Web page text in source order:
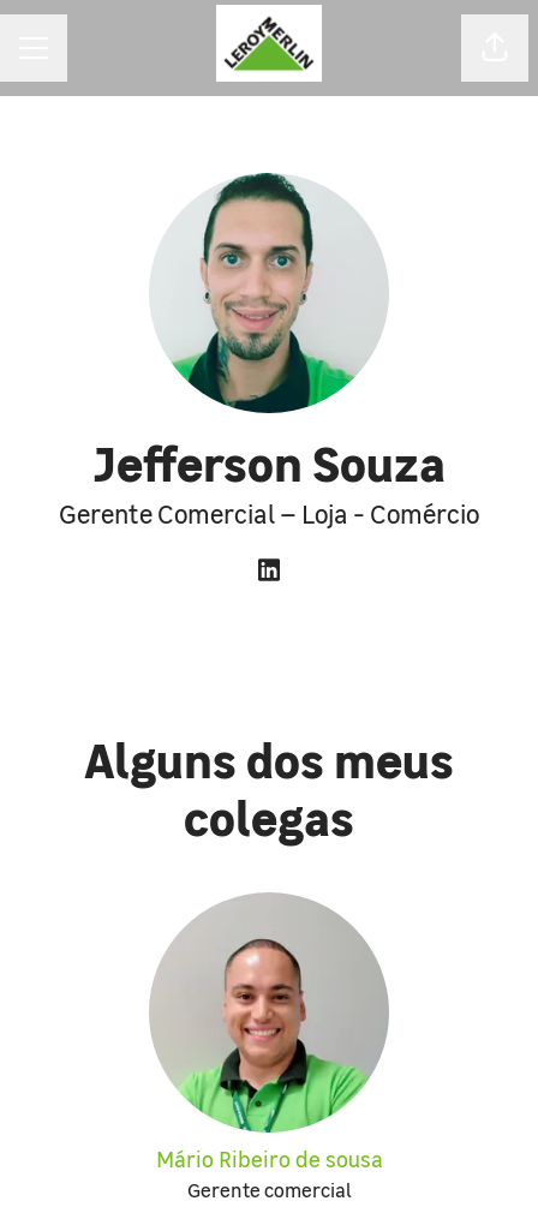
Jefferson Souza
Gerente Comercial – Loja - Comércio
Alguns dos meus
colegas
Mário Ribeiro de sousa
Gerente comercial